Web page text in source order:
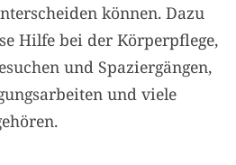
können. Dazu
Hilfe bei der Körperpflege,
und Spaziergängen,
und viele